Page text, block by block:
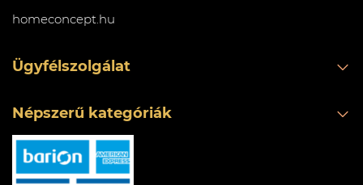
homeconcept.hu
Ügyfélszolgálat
Népszerű kategóriák